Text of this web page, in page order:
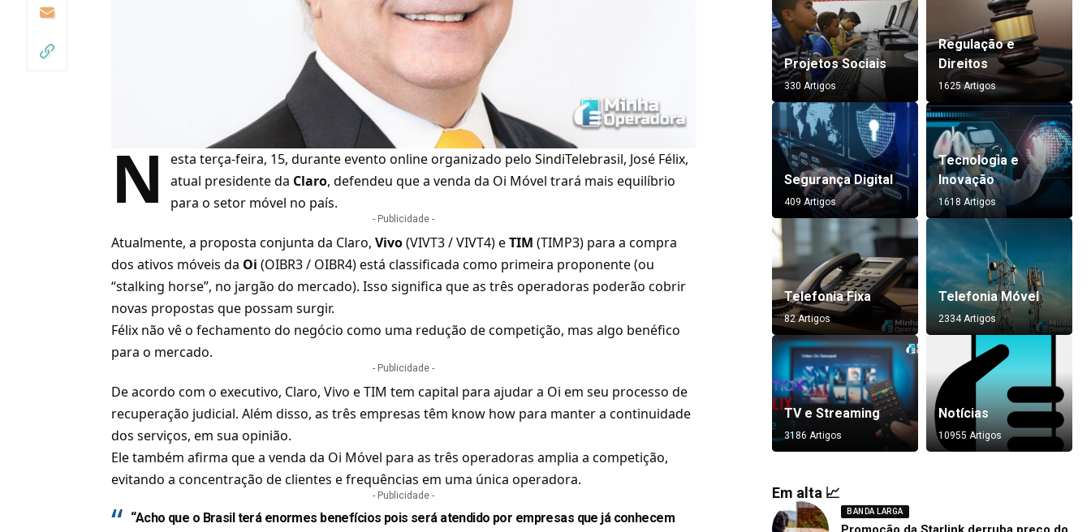
N
esta terça-feira, 15, durante evento online organizado pelo SindiTelebrasil, José Félix,
atual presidente da Claro, defendeu que a venda da Oi Móvel trará mais equilíbrio
para o setor móvel no país.
- Publicidade -
Atualmente, a proposta conjunta da Claro,Vivo(VIVT3 / VIVT4) eTIM (TIMP3) para a compra
dos ativos móveis da Oi (OIBR3 / OIBR4) está classificada como primeira proponente(ou
“stalking horse”, no jargão do mercado). Isso significa que as três operadoras poderão cobrir
novas propostas que possam surgir.
Félix não vê o fechamento do negócio como uma redução de competição, mas algo benéfico
para o mercado.
- Publicidade -
De acordo com o executivo, Claro, Vivo e TIM tem capital para ajudar a Oi em seu processo de
recuperação judicial. Além disso, as três empresas têm know how para manter a continuidade
dos serviços, em sua opinião.
Ele também afirma que a venda da Oi Móvel para as três operadoras amplia a competição,
evitando a concentração de clientes e frequências em uma única operadora.
- Publicidade -
“Acho que o Brasil terá enormes benefícios pois será atendido por empresas que já conhecem
Projetos Sociais
330 Artigos
Regulação e
Direitos
1625 Artigos
Segurança Digital
409 Artigos
Tecnologia e
Inovação
1618 Artigos
Telefonia Fixa
82 Artigos
Telefonia Móvel
2334 Artigos
TV e Streaming
3186 Artigos
Notícias
10955 Artigos
Em alta 📈
BANDA LARGA